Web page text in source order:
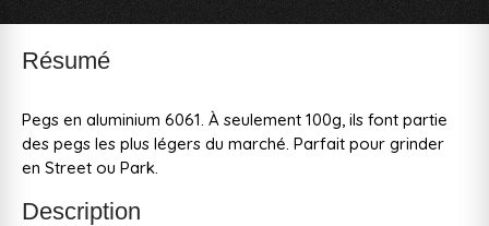
Résumé
Pegs en aluminium 6061. À seulement 100g, ils font partie
des pegs les plus légers du marché. Parfait pour grinder
en Street ou Park.
Description